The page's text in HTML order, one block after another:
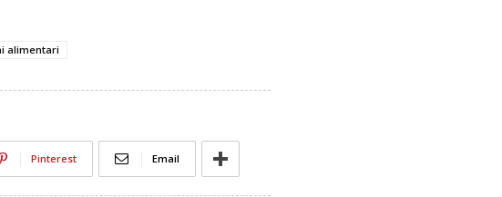
alimentari
Pinterest Email